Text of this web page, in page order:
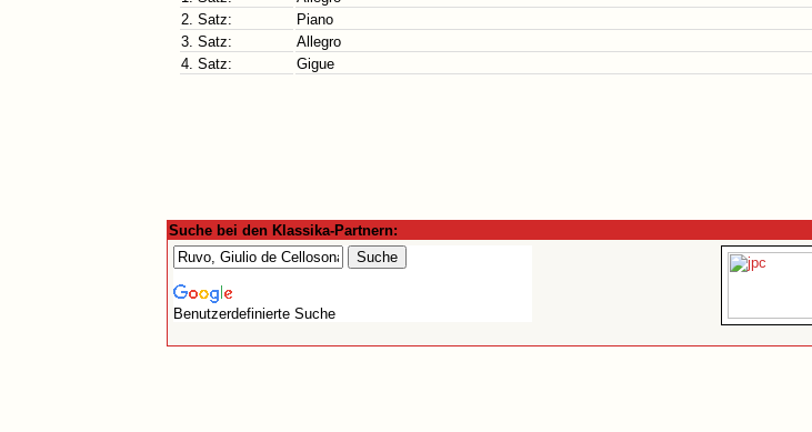
2. Satz:
Piano
3. Satz:
Allegro
4. Satz:
Gigue
Suche bei den Klassika-Partnern:
Benutzerdefinierte Suche